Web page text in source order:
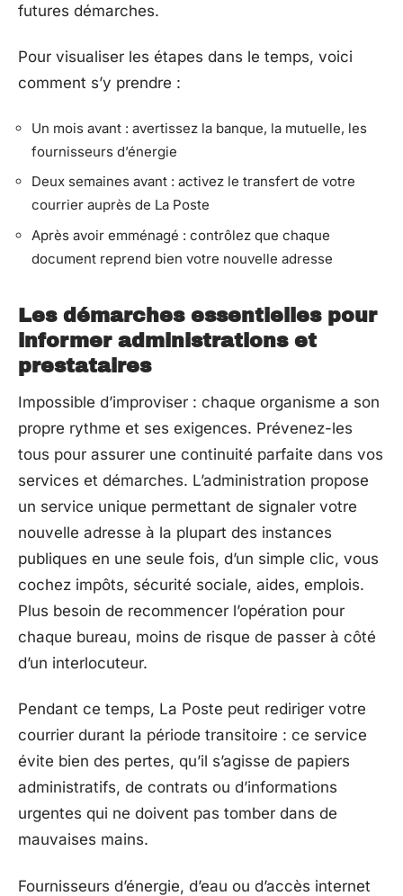
futures démarches.
Pour visualiser les étapes dans le temps, voici
comment s’y prendre :
Un mois avant : avertissez la banque, la mutuelle, les
fournisseurs d’énergie
Deux semaines avant : activez le transfert de votre
courrier auprès de La Poste
Après avoir emménagé : contrôlez que chaque
document reprend bien votre nouvelle adresse
Les démarches essentielles pour
informer administrations et
prestataires
Impossible d’improviser : chaque organisme a son
propre rythme et ses exigences. Prévenez-les
tous pour assurer une continuité parfaite dans vos
services et démarches. L’administration propose
un service unique permettant de signaler votre
nouvelle adresse à la plupart des instances
publiques en une seule fois, d’un simple clic, vous
cochez impôts, sécurité sociale, aides, emplois.
Plus besoin de recommencer l’opération pour
chaque bureau, moins de risque de passer à côté
d’un interlocuteur.
Pendant ce temps, La Poste peut rediriger votre
courrier durant la période transitoire : ce service
évite bien des pertes, qu’il s’agisse de papiers
administratifs, de contrats ou d’informations
urgentes qui ne doivent pas tomber dans de
mauvaises mains.
Fournisseurs d’énergie, d’eau ou d’accès internet